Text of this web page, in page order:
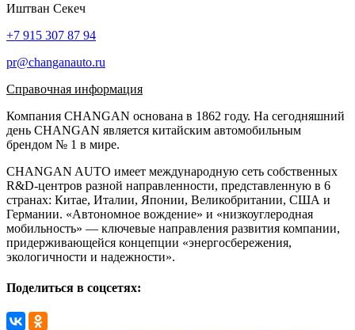
Иштван Секеч
+7 915 307 87 94
pr@changanauto.ru
Справочная информация
Компания CHANGAN основана в 1862 году. На сегодняшний
день CHANGAN является китайским автомобильным
брендом № 1 в мире.
CHANGAN AUTO имеет международную сеть собственных
R&D-центров разной направленности, представленную в 6
странах: Китае, Италии, Японии, Великобритании, США и
Германии. «Автономное вождение» и «низкоуглеродная
мобильность» — ключевые направления развития компании,
придерживающейся концепции «энергосбережения,
экологичности и надежности».
Поделиться в соцсетях: